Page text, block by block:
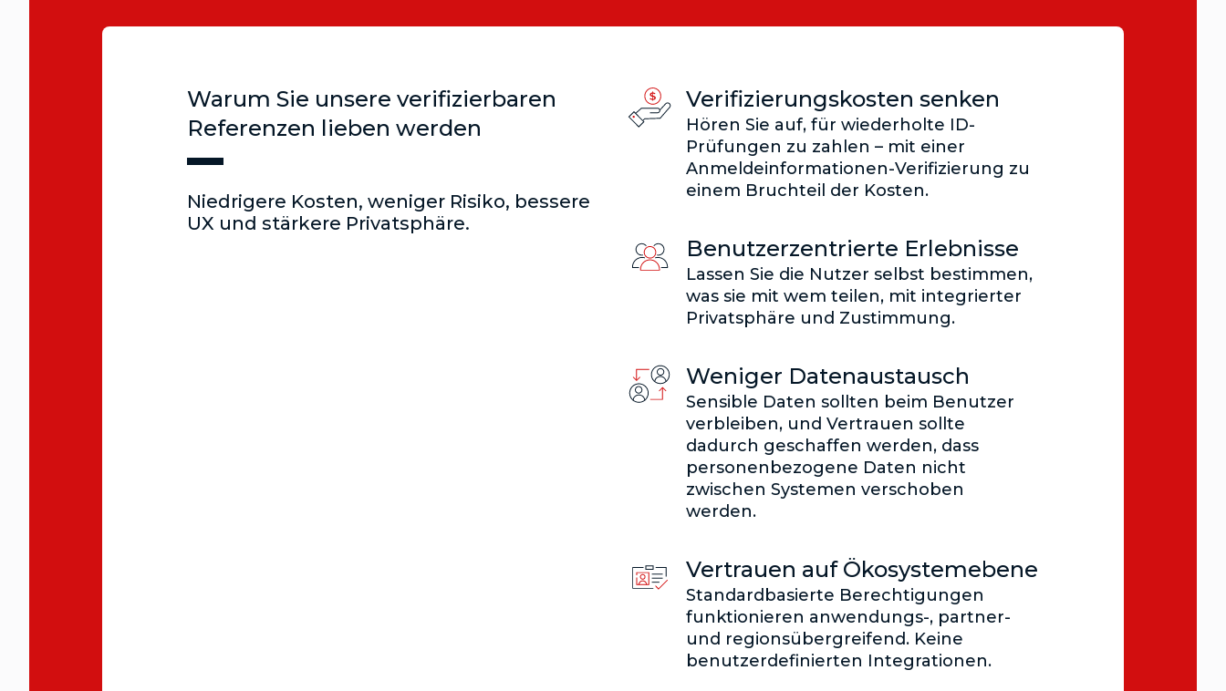
Warum Sie unsere verifizierbaren
Referenzen lieben werden
Niedrigere Kosten, weniger Risiko, bessere
UX und stärkere Privatsphäre.
Verifizierungskosten senken
Hören Sie auf, für wiederholte ID-
Prüfungen zu zahlen – mit einer
Anmeldeinformationen-Verifizierung zu
einem Bruchteil der Kosten.
Benutzerzentrierte Erlebnisse
Lassen Sie die Nutzer selbst bestimmen,
was sie mit wem teilen, mit integrierter
Privatsphäre und Zustimmung.
Weniger Datenaustausch
Sensible Daten sollten beim Benutzer
verbleiben, und Vertrauen sollte
dadurch geschaffen werden, dass
personenbezogene Daten nicht
zwischen Systemen verschoben
werden.
Vertrauen auf Ökosystemebene
Standardbasierte Berechtigungen
funktionieren anwendungs-, partner-
und regionsübergreifend. Keine
benutzerdefinierten Integrationen.